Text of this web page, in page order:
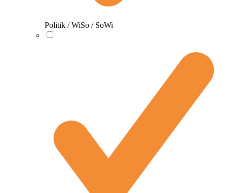
Politik / WiSo / SoWi